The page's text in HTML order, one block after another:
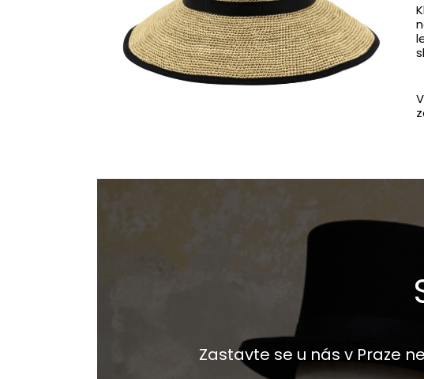
Zastavte se u nás v Praze